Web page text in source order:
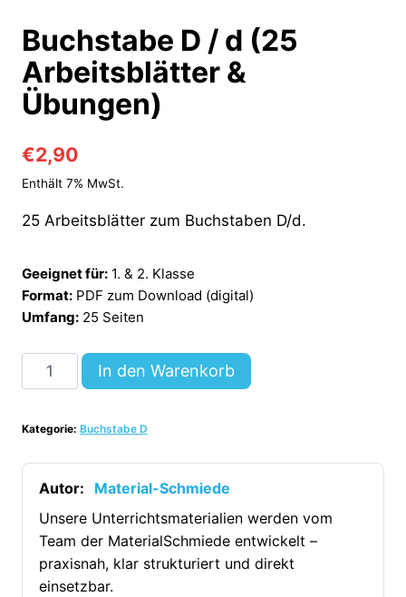
Buchstabe D / d (25
Arbeitsblätter &
Übungen)
€2,90
Enthält 7% MwSt.
25 Arbeitsblätter zum Buchstaben D/d.
Geeignet für: 1. & 2. Klasse
Format: PDF zum Download (digital)
Umfang: 25 Seiten
Buchstabe
D
d
(25
Arbeitsblätter
Übungen)
[Digital]
Menge
In den Warenkorb
Kategorie: Buchstabe D
Autor:
Material-Schmiede
Unsere Unterrichtsmaterialien werden vom
Team der MaterialSchmiede entwickelt –
praxisnah, klar strukturiert und direkt
einsetzbar.